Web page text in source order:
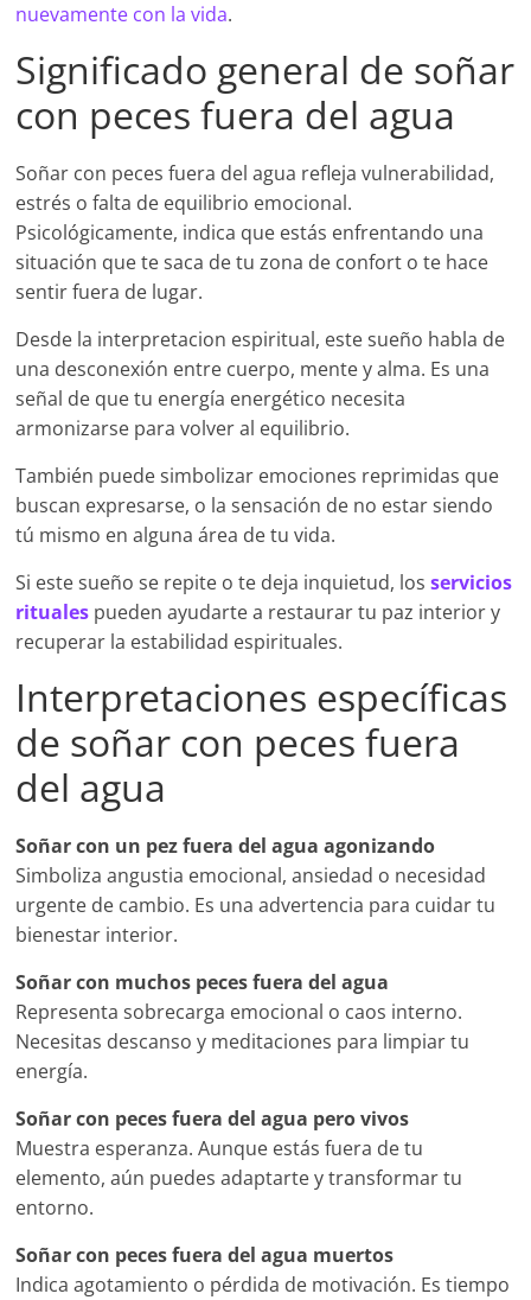
nuevamente con la vida.
Significado general de soñar
con peces fuera del agua
Soñar con peces fuera del agua refleja vulnerabilidad,
estrés o falta de equilibrio emocional.
Psicológicamente, indica que estás enfrentando una
situación que te saca de tu zona de confort o te hace
sentir fuera de lugar.
Desde la interpretacion espiritual, este sueño habla de
una desconexión entre cuerpo, mente y alma. Es una
señal de que tu energía energético necesita
armonizarse para volver al equilibrio.
También puede simbolizar emociones reprimidas que
buscan expresarse, o la sensación de no estar siendo
tú mismo en alguna área de tu vida.
Si este sueño se repite o te deja inquietud, losservicios
rituales pueden ayudarte a restaurar tu paz interior y
recuperar la estabilidad espirituales.
Interpretaciones específicas
de soñar con peces fuera
del agua
Soñar con un pez fuera del agua agonizando
Simboliza angustia emocional, ansiedad o necesidad
urgente de cambio. Es una advertencia para cuidar tu
bienestar interior.
Soñar con muchos peces fuera del agua
Representa sobrecarga emocional o caos interno.
Necesitas descanso y meditaciones para limpiar tu
energía.
Soñar con peces fuera del agua pero vivos
Muestra esperanza. Aunque estás fuera de tu
elemento, aún puedes adaptarte y transformar tu
entorno.
Soñar con peces fuera del agua muertos
Indica agotamiento o pérdida de motivación. Es tiempo